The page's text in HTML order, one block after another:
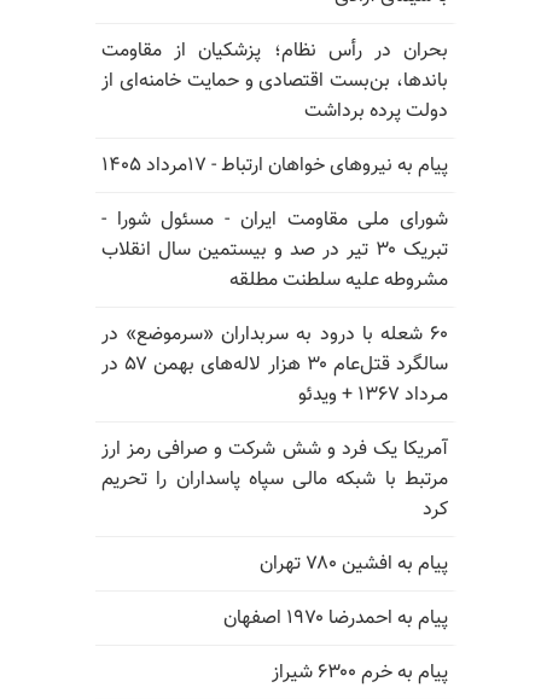
بحران در رأس نظام؛ پزشکیان از مقاومت
باندها، بن‌بست اقتصادی و حمایت خامنه‌ای از
دولت پرده برداشت
پیام به نیروهای خواهان ارتباط - ۱۷مرداد ۱۴۰۵
شورای ملی مقاومت ایران - مسئول شورا -
تبریک ۳۰ تیر در صد و بیستمین سال انقلاب
مشروطه علیه سلطنت مطلقه
۶۰ شعله با درود به سربداران «سرموضع» در
سالگرد قتل‌عام ۳۰ هزار لاله‌های بهمن ۵۷ در
مـرداد ۱۳۶۷ + ویدئو
آمریکا یک فرد و شش شرکت و صرافی رمز ارز
مرتبط با شبکه مالی سپاه پاسداران را تحریم
کرد
پیام به افشین ۷۸۰ تهران
پیام به احمدرضا ۱۹۷۰ اصفهان
پیام به خرم ۶۳۰۰ شیراز